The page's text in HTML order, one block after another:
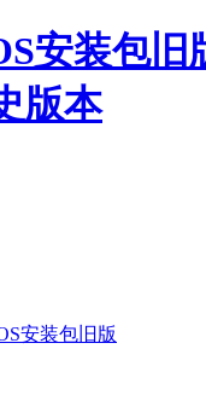
安装包旧
版本
安装包旧版